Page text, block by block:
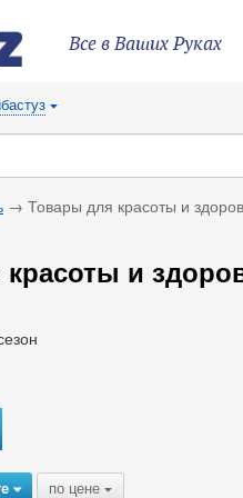
Все в Ваших Руках
{
→ Товары для красоты и
и
{ по цене {